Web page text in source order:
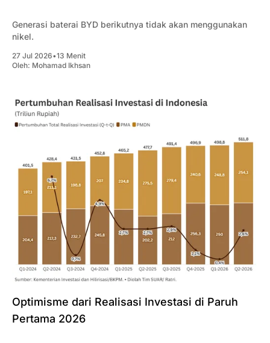
Generasi baterai BYD berikutnya tidak akan menggunakan
nikel.
27 Jul 2026•13 Menit
Oleh: Mohamad Ikhsan
Optimisme dari Realisasi Investasi di Paruh
Pertama 2026